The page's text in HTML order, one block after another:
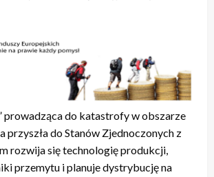
prowadząca do katastrofy w obszarze
przyszła do Stanów Zjednoczonych z
rozwija się technologię produkcji,
przemytu i planuje dystrybucję na